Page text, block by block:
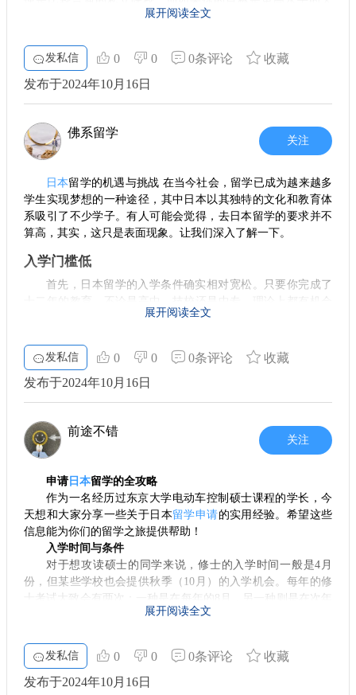
4. 专门学校的要求
对于希望选择专门学校的同学，日语能力通常要求在N2以上。
同样，校内考试和面试是申请过程中的重要环节。因此，加强
5. 考试为王
日本的升学过程绝大部分都与“考”直接相关。无论是语言学
键。在备考时，建议找到适合自己的学习方法，坚持不懈的努
力。同时也可以参与模拟考试，了解考试形式，培养应考技
能。 总之，准备赴日留学的朋友们，务必了解申请的基础条件
与升学要求，结合自身的实际情况制定一个详尽的计划。相信
人生篇章！
学，通常需要N1的水平，同时还要提供EJU成绩。值得一提的
如果只是申请留学签证，很多学生选择先进入语言学校，
在提升语言能力的同时为后续的大学申请做准备。这个时候，
只需要提供N5级别的日语证明或者150小时以上的日语学习证
2. 学历背景
关于学历的要求，对于本科申请而言，申请者需要具备12
读研究生，那么则需要完成16年的教育经历——这包括本科毕
业。对于大专生来说，三年制的专科生可以考虑考研，但通常
入学的学校水平会比较有限。三加二的专科生则一般不具备考
研的条件。
3. 经济条件
留学日本的经济需求是一个不可忽视的方面，让我们分不
了四年在学期间的生活开销。
中档消费：
开销大约是20万元人民币，涵盖了学费和生活费。
对于研究生课程，两年国公立的费用在16万元左右，而私
立则为35万元，这些费用里也包含了日常的生活支出。一般情
况下，留学生在留学期间每周法律允许打工不超过28小时，收
入通常能够帮助保持一定的生活水平。
综上所述，去日本留学前，你需要做好充分的准备，在日
语能力、学术背景以及经济条件等多个方面都要有清晰的认
识。希望这篇文章能够为有志于赴日留学的同学们提供一些实
用的信息，助你顺利开启留学之旅！
展开阅读全文
发私信 0 0 0条评论
收藏
发布于2024年10月16日
佛系留学
关注
日本留学的机遇与挑战 在当今社会，留学已成为越来越多
学生实现梦想的一种途径，其中日本以其独特的文化和教育体
系吸引了不少学子。有人可能会觉得，去日本留学的要求并不
算高，其实，这只是表面现象。让我们深入了解一下。
入学门槛低
首先，日本留学的入学条件确实相对宽松。只要你完成了
十二年的教育，不论是高中、技校还是中专，理论上都有机会
申请去日本留学。与此同时，这里对日语水平的要求也比较灵
明。只要近期显示出一定的语言能力，便可以向日本的高等院
校迈出第一步。
不过，一提到留学，经济负担绝对是一个不容忽视的问
题。据了解，留学日本
需要准备大约20万的存款，这可能让一
些家庭感到压力，但这一点银行通常也能够提供相应的解决方
将会轻松。
升学竞争激烈
当你踏上日本的土地，真正的挑战才刚刚开始。日本的升
学制度非常讲究，首先需要通过EJU（日本留学考试），这只是
入学的第一步。之后还会有更进一步的校内考试和面试。这意
味着，想要进入理想的大学，单靠语言能力根本不够，你需要
准备更为充分的学科知识和心理素质。这不仅仅是“拼智商”，
多重因素共同影响
在升学过程中，除了学业和经济因素外，外貌、气质等也
展开阅读全文
发私信 0 0 0条评论
收藏
发布于2024年10月16日
前途不错
关注
申请日本留学的全攻略
作为一名经历过东京大学电动车控制硕士课程的学长，今
天想和大家分享一些关于日本留学申请的实用经验。希望这些
信息能为你们的留学之旅提供帮助！
入学时间与条件
对于想攻读硕士的同学来说，修士的入学时间一般是4月
份，但某些学校也会提供秋季（10月）的入学机会。每年的修
士考试大致会有两次：一种是在每年的8月，另一种则是在次年
的2月。参与这些考试之前，务必做好充分的准备，因为时间紧
试，时间是每年的6月和11月。如果你通过了考试，便可以在次
年2月至3月报考大学，最终在4月入学。
四种申请方式
展开阅读全文
发私信 0 0 0条评论
收藏
发布于2024年10月16日